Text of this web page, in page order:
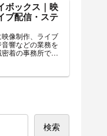
ボックス｜映
ブ配信・ステ
像制作、ライブ
響などの業務を
着の事務所で
。
検索